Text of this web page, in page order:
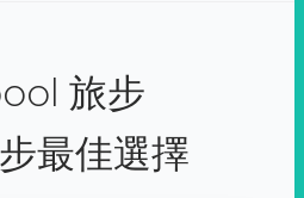
旅步
最佳選擇